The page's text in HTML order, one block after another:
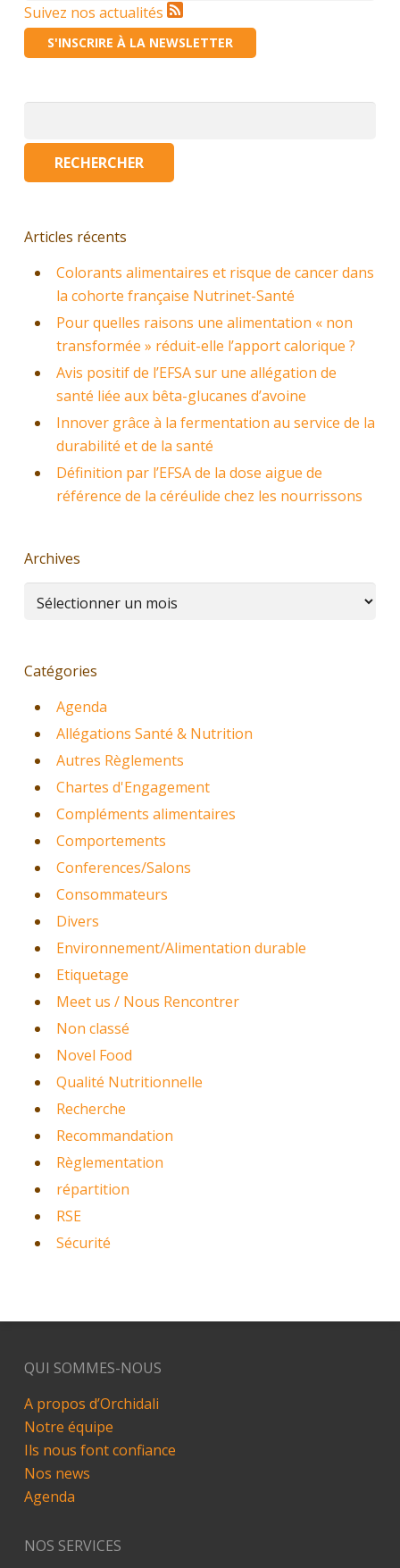
Suivez nos actualités
S'INSCRIRE À LA NEWSLETTER
Articles récents
Colorants alimentaires et risque de cancer dans
la cohorte française Nutrinet-Santé
Pour quelles raisons une alimentation « non
transformée » réduit-elle l’apport calorique ?
Avis positif de l’EFSA sur une allégation de
santé liée aux bêta-glucanes d’avoine
Innover grâce à la fermentation au service de la
durabilité et de la santé
Définition par l’EFSA de la dose aigue de
référence de la céréulide chez les nourrissons
Archives
Archives
Catégories
Agenda
Allégations Santé & Nutrition
Autres Règlements
Chartes d'Engagement
Compléments alimentaires
Comportements
Conferences/Salons
Consommateurs
Divers
Environnement/Alimentation durable
Etiquetage
Meet us / Nous Rencontrer
Non classé
Novel Food
Qualité Nutritionnelle
Recherche
Recommandation
Règlementation
répartition
RSE
Sécurité
QUI SOMMES-NOUS
A propos d’Orchidali
Notre équipe
Ils nous font confiance
Nos news
Agenda
NOS SERVICES